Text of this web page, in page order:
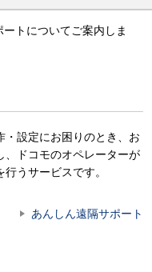
トについてご案内しま
・設定にお困りのとき、お
、ドコモのオペレーターが
うサービスです。
あんしん遠隔サポート